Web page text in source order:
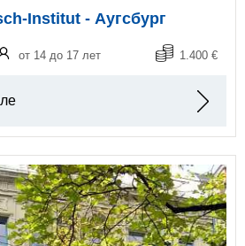
Institut - Аугсбург
от 14 до 17 лет 1.400 €